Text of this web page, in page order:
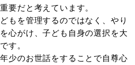
要だと考えています。
もを管理するのではなく、やり
心がけ、子ども自身の選択を大
す。
少のお世話をすることで自尊心